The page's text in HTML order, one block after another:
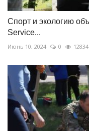
Спорт и экологию
Service...
Июнь 10, 2024 0 12834